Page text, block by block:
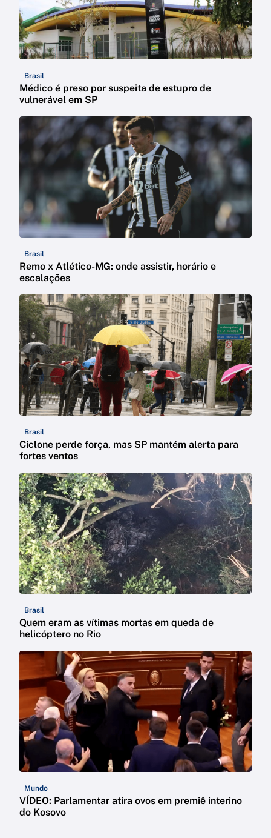
Brasil
Médico é preso por suspeita de estupro de
vulnerável em SP
Brasil
Remo x Atlético-MG: onde assistir, horário e
escalações
Brasil
Ciclone perde força, mas SP mantém alerta para
fortes ventos
Brasil
Quem eram as vítimas mortas em queda de
helicóptero no Rio
Mundo
VÍDEO: Parlamentar atira ovos em premiê interino
do Kosovo